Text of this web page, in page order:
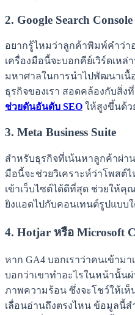
2. Google Search Console
อยากรู้ไหมว่าลูกค้าพิมพ์คำว่าอ
เครื่องมือนี้จะบอกคีย์เวิร์ดเห
มหาศาลในการนำไปพัฒนาเนื้
ธุรกิจของเรา สอดคล้องกับสิ่ง
ช่วยดันอันดับ SEO ให้สูงขึ้นด้ว
3. Meta Business Suite
สำหรับธุรกิจที่เน้นหาลูกค้าผ่าน
มือนี้จะช่วยวิเคราะห์ว่าโพส
เข้าเว็บไซต์ได้ดีที่สุด ช่วยให้คุ
ยิงแอดไปกับคอนเทนต์รูปแบบ
4. Hotjar หรือ Microsoft
หาก GA4 บอกเราว่าคนเข้าม
บอกว่าเขาทำอะไรในหน้านั้นผ่
ภาพความร้อน ซึ่งจะโชว์ให้เ
เลื่อนอ่านถึงตรงไหน ข้อมูลนี้